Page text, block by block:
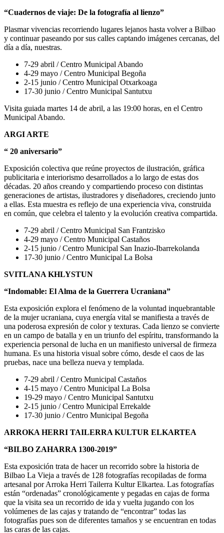
“Cuadernos de viaje: De la fotografía al lienzo”
Plasmar vivencias recorriendo lugares lejanos hasta volver a Bilbao
y continuar paseando por sus calles captando imágenes cercanas, del
día a día, nuestras.
7-29 abril / Centro Municipal Abando
4-29 mayo / Centro Municipal Begoña
2-15 junio / Centro Municipal Otxarkoaga
17-30 junio / Centro Municipal Santutxu
Visita guiada martes 14 de abril, a las 19:00 horas, en el Centro
Municipal Abando.
ARGI ARTE
“ 20 aniversario”
Exposición colectiva que reúne proyectos de ilustración, gráfica
publicitaria e interiorismo desarrollados a lo largo de estas dos
décadas. 20 años creando y compartiendo proceso con distintas
generaciones de artistas, ilustradores y diseñadores, creciendo junto
a ellas. Esta muestra es reflejo de una experiencia viva, construida
en común, que celebra el talento y la evolución creativa compartida.
7-29 abril / Centro Municipal San Frantzisko
4-29 mayo / Centro Municipal Castaños
2-15 junio / Centro Municipal San Inazio-Ibarrekolanda
17-30 junio / Centro Municipal La Bolsa
SVITLANA KHLYSTUN
“Indomable: El Alma de la Guerrera Ucraniana”
Esta exposición explora el fenómeno de la voluntad inquebrantable
de la mujer ucraniana, cuya energía vital se manifiesta a través de
una poderosa expresión de color y texturas. Cada lienzo se convierte
en un campo de batalla y en un triunfo del espíritu, transformando la
experiencia personal de lucha en un manifiesto universal de firmeza
humana. Es una historia visual sobre cómo, desde el caos de las
pruebas, nace una belleza nueva y templada.
7-29 abril / Centro Municipal Castaños
4-15 mayo / Centro Municipal La Bolsa
19-29 mayo / Centro Municipal Santutxu
2-15 junio / Centro Municipal Errekalde
17-30 junio / Centro Municipal Begoña
ARROKA HERRI TAILERRA KULTUR ELKARTEA
“BILBO ZAHARRA 1300-2019”
Esta exposición trata de hacer un recorrido sobre la historia de
Bilbao La Vieja a través de 128 fotografías recopiladas de forma
artesanal por Arroka Herri Tailerra Kultur Elkartea. Las fotografías
están “ordenadas” cronológicamente y pegadas en cajas de forma
que la visita sea un recorrido de ida y vuelta jugando con los
volúmenes de las cajas y tratando de “encontrar” todas las
fotografías pues son de diferentes tamaños y se encuentran en todas
las caras de las cajas.